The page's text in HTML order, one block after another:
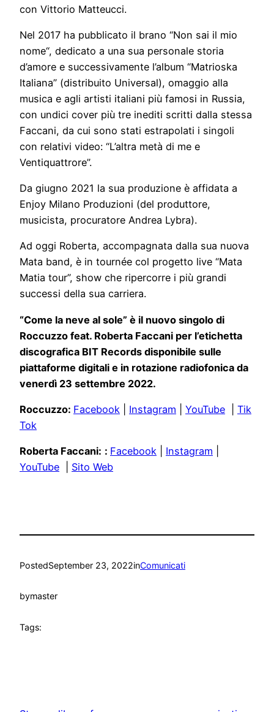
con Vittorio Matteucci.
Nel 2017 ha pubblicato il brano “Non sai il mio
nome“, dedicato a una sua personale storia
d’amore e successivamente l’album “Matrioska
Italiana” (distribuito Universal), omaggio alla
musica e agli artisti italiani più famosi in Russia,
con undici cover più tre inediti scritti dalla stessa
Faccani, da cui sono stati estrapolati i singoli
con relativi video: “L’altra metà di me e
Ventiquattrore”.
Da giugno 2021 la sua produzione è affidata a
Enjoy Milano Produzioni (del produttore,
musicista, procuratore Andrea Lybra).
Ad oggi Roberta, accompagnata dalla sua nuova
Mata band, è in tournée col progetto live “Mata
Matia tour”, show che ripercorre i più grandi
successi della sua carriera.
“Come la neve al sole” è il nuovo singolo di
Roccuzzo feat. Roberta Faccani per l’etichetta
discografica BIT Records disponibile sulle
piattaforme digitali e in rotazione radiofonica da
venerdì 23 settembre 2022.
Roccuzzo: Facebook Instagram YouTube
Tik
Tok
Roberta Faccani: : Facebook Instagram
YouTube
Sito Web
PostedSeptember 23, 2022inComunicati
bymaster
Tags: